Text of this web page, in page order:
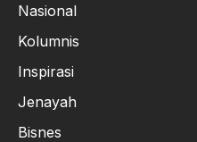
Nasional
Kolumnis
Inspirasi
Jenayah
Bisnes